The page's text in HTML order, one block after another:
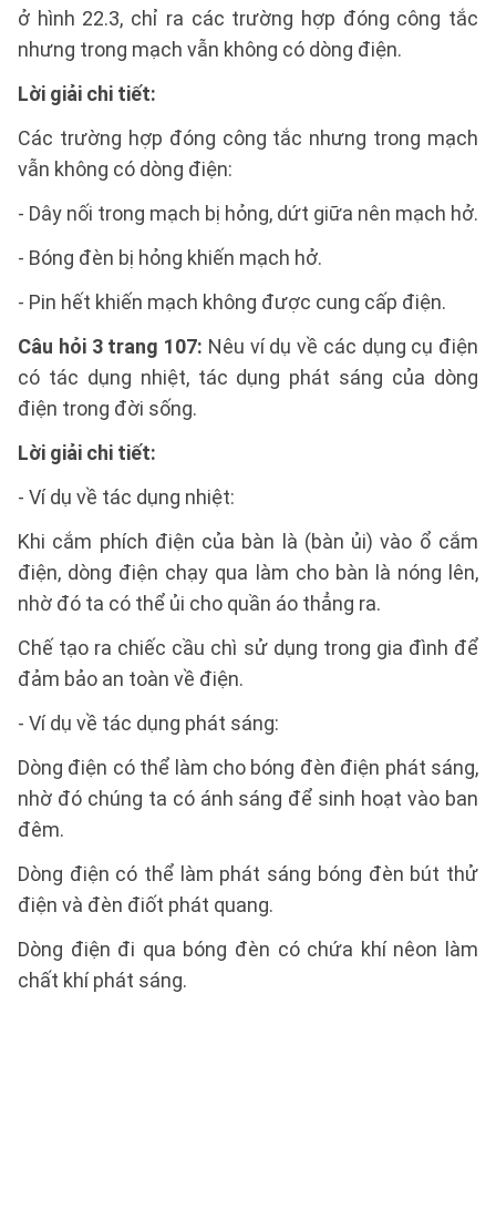
ở hình 22.3, chỉ ra các trường hợp đóng công tắc
nhưng trong mạch vẫn không có dòng điện.
Lời giải chi tiết:
Các trường hợp đóng công tắc nhưng trong mạch
vẫn không có dòng điện:
- Dây nối trong mạch bị hỏng, dứt giữa nên mạch hở.
- Bóng đèn bị hỏng khiến mạch hở.
- Pin hết khiến mạch không được cung cấp điện.
Câu hỏi 3 trang 107: Nêu ví dụ về các dụng cụ điện
có tác dụng nhiệt, tác dụng phát sáng của dòng
điện trong đời sống.
Lời giải chi tiết:
- Ví dụ về tác dụng nhiệt:
Khi cắm phích điện của bàn là (bàn ủi) vào ổ cắm
điện, dòng điện chạy qua làm cho bàn là nóng lên,
nhờ đó ta có thể ủi cho quần áo thẳng ra.
Chế tạo ra chiếc cầu chì sử dụng trong gia đình để
đảm bảo an toàn về điện.
- Ví dụ về tác dụng phát sáng:
Dòng điện có thể làm cho bóng đèn điện phát sáng,
nhờ đó chúng ta có ánh sáng để sinh hoạt vào ban
đêm.
Dòng điện có thể làm phát sáng bóng đèn bút thử
điện và đèn điốt phát quang.
Dòng điện đi qua bóng đèn có chứa khí nêon làm
chất khí phát sáng.